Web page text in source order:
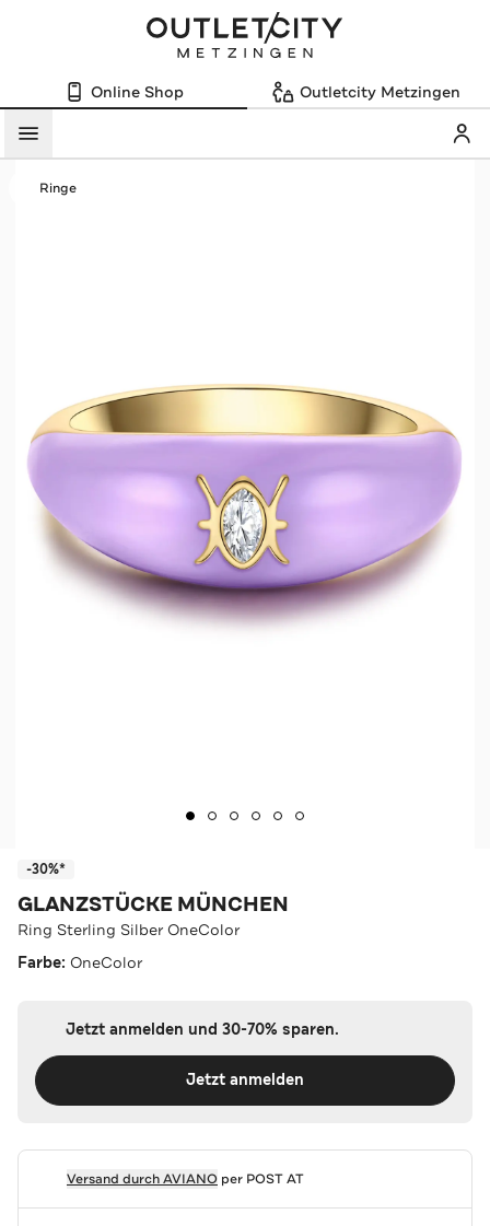
Online Shop Outletcity Metzingen
Menü
Ringe
-30%*
GLANZSTÜCKE MÜNCHEN
Ring Sterling Silber OneColor
Farbe: OneColor
Jetzt anmelden und 30-70% sparen.
Jetzt anmelden
Versand durchAVIANOper POST AT